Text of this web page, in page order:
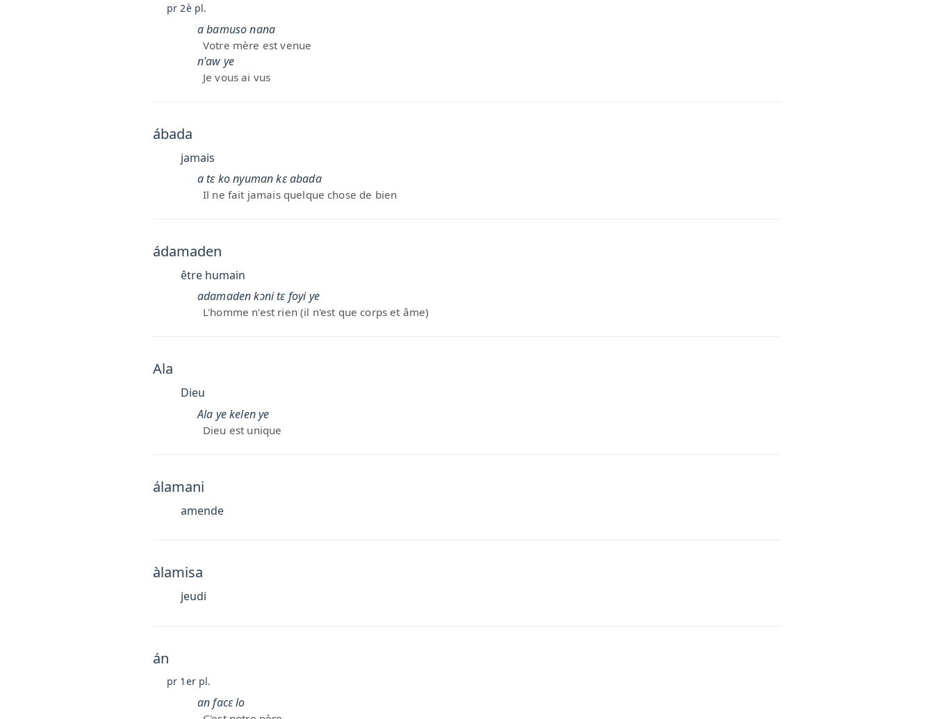
pr 2è pl.
a bamuso nana
Votre mère est venue
n'aw ye
Je vous ai vus
ábada
jamais
a tɛ ko nyuman kɛ abada
Il ne fait jamais quelque chose de bien
ádamaden
être humain
adamaden kɔni tɛ foyi ye
L'homme n'est rien (il n'est que corps et âme)
Ala
Dieu
Ala ye kelen ye
Dieu est unique
álamani
amende
àlamisa
jeudi
án
pr 1er pl.
an facɛ lo